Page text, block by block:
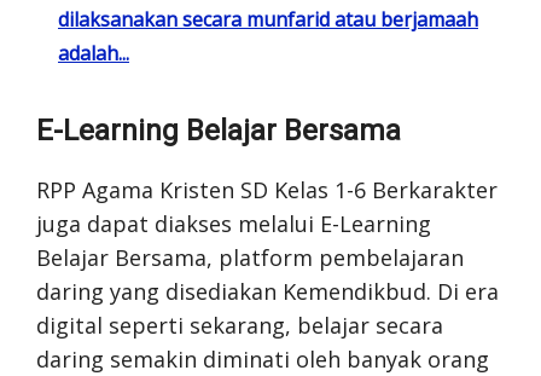
dilaksanakan secara munfarid atau berjamaah
adalah...
E-Learning Belajar Bersama
RPP Agama Kristen SD Kelas 1-6 Berkarakter
juga dapat diakses melalui E-Learning
Belajar Bersama, platform pembelajaran
daring yang disediakan Kemendikbud. Di era
digital seperti sekarang, belajar secara
daring semakin diminati oleh banyak orang